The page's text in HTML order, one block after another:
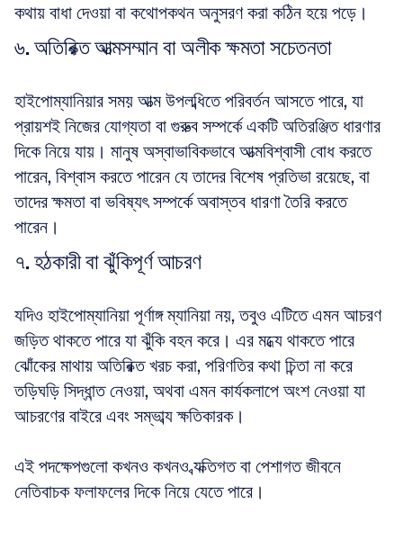
কথায় বাধা দেওয়া বা কথোপকথন অনুসরণ করা কঠিন হয়ে পড়ে।
৬. অতিরিক্ত আত্মসম্মান বা অলীক ক্ষমতা সচেতনতা
হাইপোম্যানিয়ার সময় আত্ম উপলব্ধিতে পরিবর্তন আসতে পারে, যা
প্রায়শই নিজের যোগ্যতা বা গুরুত্ব সম্পর্কে একটি অতিরঞ্জিত ধারণার
দিকে নিয়ে যায়। মানুষ অস্বাভাবিকভাবে আত্মবিশ্বাসী বোধ করতে
পারেন, বিশ্বাস করতে পারেন যে তাদের বিশেষ প্রতিভা রয়েছে, বা
তাদের ক্ষমতা বা ভবিষ্যৎ সম্পর্কে অবাস্তব ধারণা তৈরি করতে
পারেন।
৭. হঠকারী বা ঝুঁকিপূর্ণ আচরণ
যদিও হাইপোম্যানিয়া পূর্ণাঙ্গ ম্যানিয়া নয়, তবুও এটিতে এমন আচরণ
জড়িত থাকতে পারে যা ঝুঁকি বহন করে। এর মধ্যে থাকতে পারে
ঝোঁকের মাথায় অতিরিক্ত খরচ করা, পরিণতির কথা চিন্তা না করে
তড়িঘড়ি সিদ্ধান্ত নেওয়া, অথবা এমন কার্যকলাপে অংশ নেওয়া যা
আচরণের বাইরে এবং সম্ভাব্য ক্ষতিকারক।
এই পদক্ষেপগুলো কখনও কখনও ব্যক্তিগত বা পেশাগত জীবনে
নেতিবাচক ফলাফলের দিকে নিয়ে যেতে পারে।